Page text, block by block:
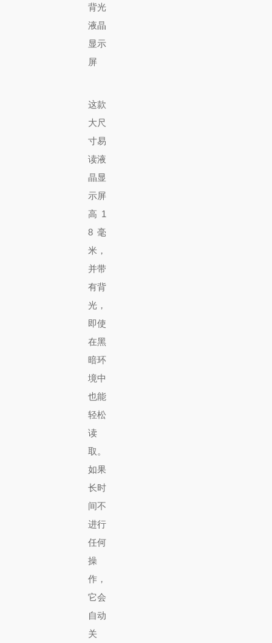
背光
液晶
显示
屏
这款
大尺
寸易
读液
晶显
示屏
高 1
8 毫
米，
并带
有背
光，
即使
在黑
暗环
境中
也能
轻松
读
取。
如果
长时
间不
进行
任何
操
作，
它会
自动
关